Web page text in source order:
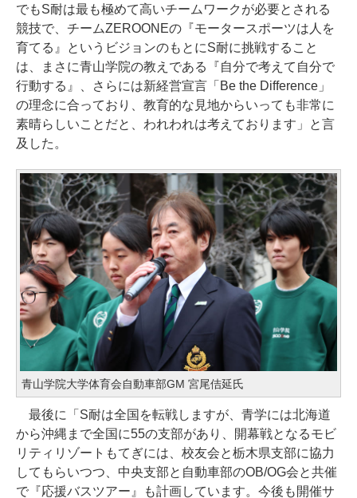
でもS耐は最も極めて高いチームワークが必要とされる
競技で、チームZEROONEの『モータースポーツは人を
育てる』というビジョンのもとにS耐に挑戦すること
は、まさに青山学院の教えである『自分で考えて自分で
行動する』、さらには新経営宣言「Be the Difference」
の理念に合っており、教育的な見地からいっても非常に
素晴らしいことだと、われわれは考えております」と言
及した。
青山学院大学体育会自動車部GM 宮尾佶延氏
最後に「S耐は全国を転戦しますが、青学には北海道
から沖縄まで全国に55の支部があり、開幕戦となるモビ
リティリゾートもてぎには、校友会と栃木県支部に協力
してもらいつつ、中央支部と自動車部のOB/OG会と共催
で『応援バスツアー』も計画しています。今後も開催サ